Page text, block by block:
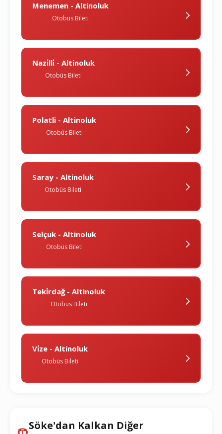
Menemen - Altinoluk
Otobüs Bileti
Nazi̇lli̇ - Altinoluk
Otobüs Bileti
Polatli - Altinoluk
Otobüs Bileti
Saray - Altinoluk
Otobüs Bileti
Selçuk - Altinoluk
Otobüs Bileti
Teki̇rdağ - Altinoluk
Otobüs Bileti
Vi̇ze - Altinoluk
Otobüs Bileti
Söke'dan Kalkan Diğer